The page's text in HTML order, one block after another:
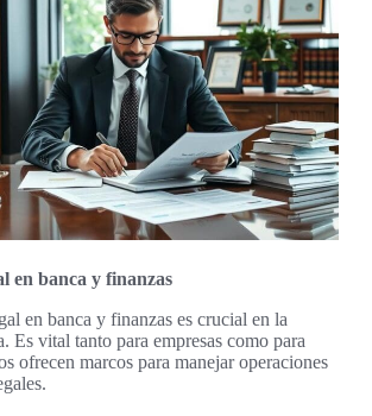
en banca y finanzas
en banca y finanzas es crucial en la
Es vital tanto para empresas como para
ofrecen marcos para manejar operaciones